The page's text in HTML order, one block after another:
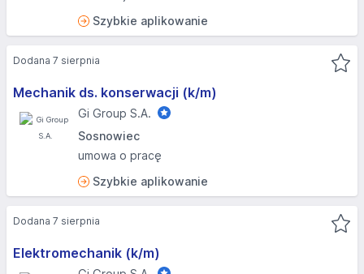
Szybkie aplikowanie
Mechanik ds. konserwacji (k/m)
Gi Group S.A.
Sosnowiec
umowa o pracę
Szybkie aplikowanie
Dodana 7 sierpnia
Elektromechanik (k/m)
Dodana 7 sierpnia